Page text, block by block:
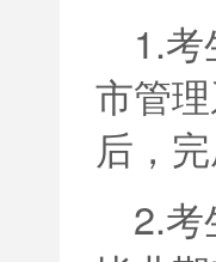
1.
市管
后，
2.